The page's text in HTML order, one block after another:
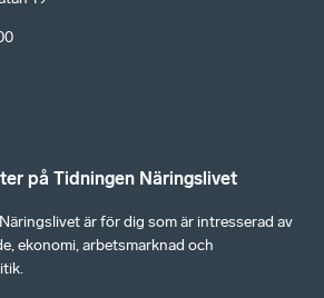
på Tidningen Näringslivet
är för dig som är intresserad av
ekonomi, arbetsmarknad och